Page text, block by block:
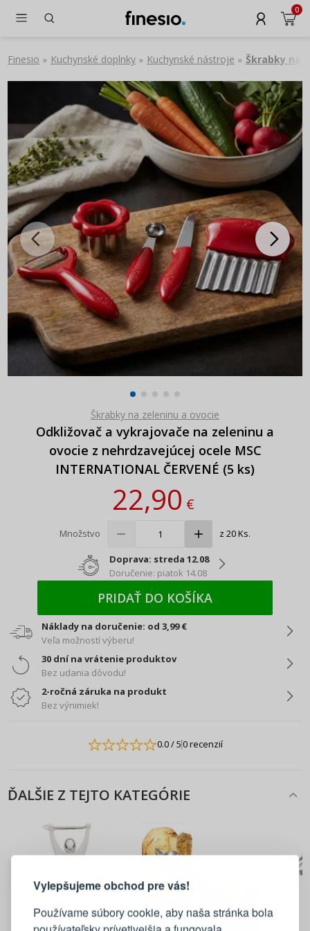
Vylepšujeme obchod pre vás!
Používame súbory cookie, aby naša stránka bola
0
Finesio » Kuchynské doplnky » Kuchynské nástroje » Škrabky na
Škrabky na zeleninu a ovocie
Odkližovač a vykrajovače na zeleninu a
ovocie z nehrdzavejúcej ocele MSC
INTERNATIONAL ČERVENÉ (5 ks)
22,90€
Množstvo z 20 Ks.
Doprava: streda 12.08
Doručenie: piatok 14.08
PRIDAŤ DO KOŠÍKA
Náklady na doručenie: od 3,99 €
Veľa možností výberu!
30 dní na vrátenie produktov
Bez udania dôvodu!
2-ročná záruka na produkt
Bez výnimiek!
0.0/ 50 recenzií
ĎALŠIE Z TEJTO KATEGÓRIE
PRIHLÁSENIE REGISTRÁCIA
Prihláste sa k svojmu účtu